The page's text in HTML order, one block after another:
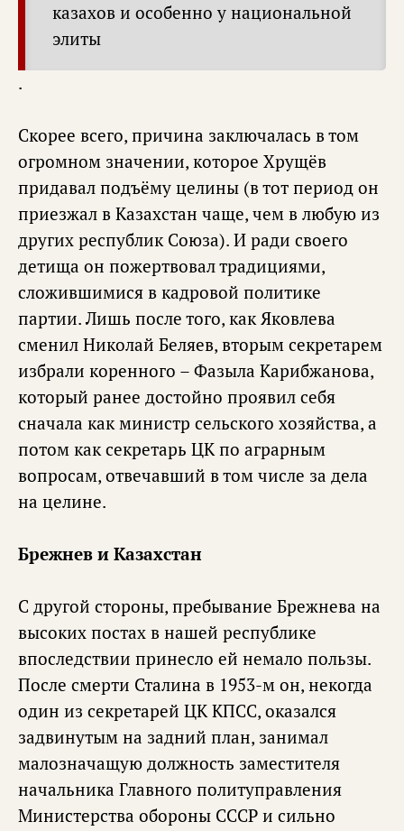
казахов и особенно у национальной
элиты
.
Скорее всего, причина заключалась в том
огромном значении, которое Хрущёв
придавал подъёму целины (в тот период он
приезжал в Казахстан чаще, чем в любую из
других республик Союза). И ради своего
детища он пожертвовал традициями,
сложившимися в кадровой политике
партии. Лишь после того, как Яковлева
сменил Николай Беляев, вторым секретарем
избрали коренного – Фазыла Карибжанова,
который ранее достойно проявил себя
сначала как министр сельского хозяйства, а
потом как секретарь ЦК по аграрным
вопросам, отвечавший в том числе за дела
на целине.
Брежнев и Казахстан
С другой стороны, пребывание Брежнева на
высоких постах в нашей республике
впоследствии принесло ей немало пользы.
После смерти Сталина в 1953-м он, некогда
один из секретарей ЦК КПСС, оказался
задвинутым на задний план, занимал
малозначащую должность заместителя
начальника Главного политуправления
Министерства обороны СССР и сильно